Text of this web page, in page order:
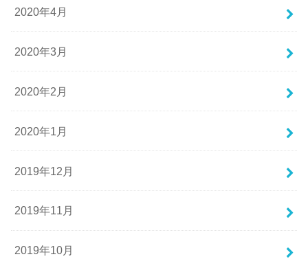
2020年4月
2020年3月
2020年2月
2020年1月
2019年12月
2019年11月
2019年10月